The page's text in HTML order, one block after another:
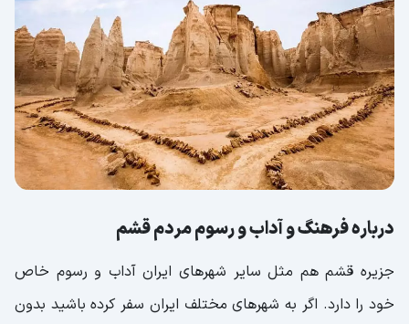
درباره فرهنگ و آداب و رسوم مردم قشم
جزیره قشم هم مثل سایر شهرهای ایران آداب و رسوم خاص
خود را دارد. اگر به شهرهای مختلف ایران سفر کرده باشید بدون